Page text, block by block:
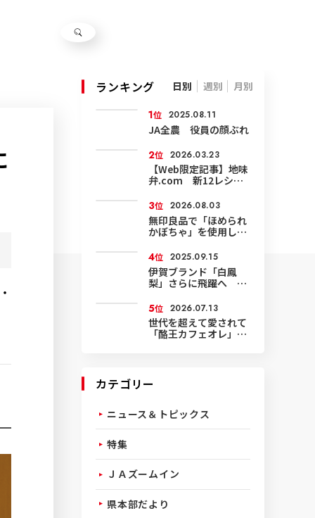
ランキング 日別 週別 月別
1位 2025.08.11
JA全農 役員の顔ぶれ
2位 2026.03.23
【Web限定記事】地味
弁.com 新12レシピ
3位 2026.08.03
無印良品で「ほめられ
かぼちゃ」を使用した
4位 2025.09.15
伊賀ブランド「白鳳
梨」さらに飛躍へ 環
積も輸出も拡大
5位 2026.07.13
世代を超えて愛されて
「酪王カフェオレ」50
カテゴリー
ニュース＆トピックス
特集
ＪＡズームイン
県本部だより